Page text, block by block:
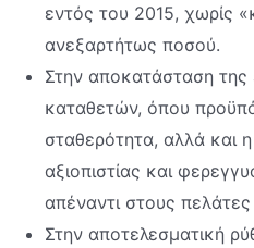
εντός του 2015, χωρίς
ανεξαρτήτως ποσού.
Στην αποκατάσταση της
καταθετών, όπου
σταθερότητα, αλλά και
αξιοπιστίας και
απέναντι στους
Στην αποτελεσματική